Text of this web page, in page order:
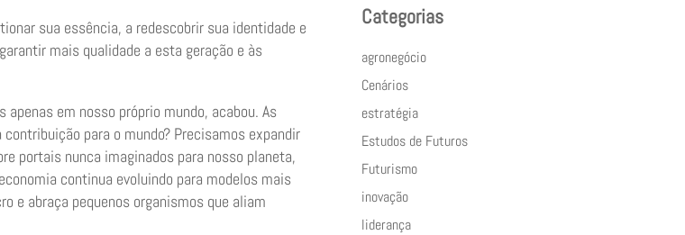
sua essência, a redescobrir sua identidade e
mais qualidade a esta geração e às
em nosso próprio mundo, acabou. As
para o mundo? Precisamos expandir
portais nunca imaginados para nosso planeta,
continua evoluindo para modelos mais
e abraça pequenos organismos que aliam
Categorias
agronegócio
Cenários
estratégia
Estudos de Futuros
Futurismo
inovação
liderança